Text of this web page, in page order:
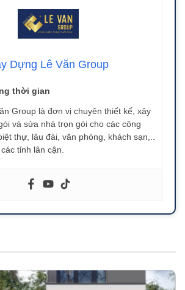
Dựng Lê Văn Group
thời gian
Group là đơn vị chuyên thiết kế, xây
và sửa nhà trọn gói cho các công
thự, lâu đài, văn phòng, khách sạn,..
tỉnh lân cận.